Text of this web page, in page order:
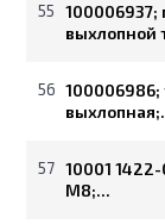
55
100006937;
выхлопной
56 100006986;
57 10001
М8;...